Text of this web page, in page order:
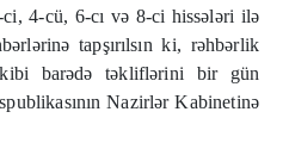
ci, 4-cü, 6-cı və 8-ci hissələri ilə
tapşırılsın ki, rəhbərlik
barədə təkliflərini bir gün
Nazirlər Kabinetinə